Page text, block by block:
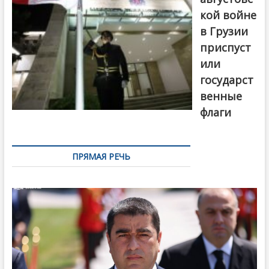
кой войне
в Грузии
приспуст
или
государст
венные
флаги
ПРЯМАЯ РЕЧЬ